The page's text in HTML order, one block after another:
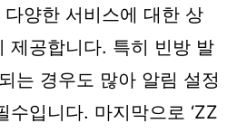
양한 서비스에 대한 상
제공합니다. 특히 빈방 발
는 경우도 많아 알림 설정
수입니다. 마지막으로 ‘ZZ